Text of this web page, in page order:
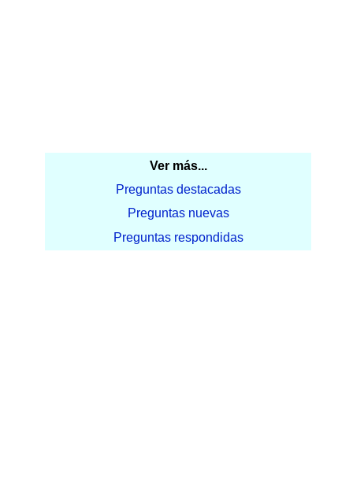
Ver más...
Preguntas destacadas
Preguntas nuevas
Preguntas respondidas